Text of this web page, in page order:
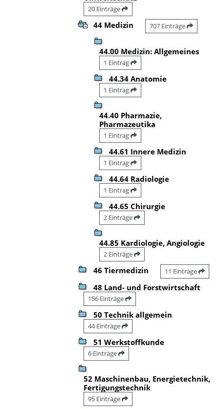
20 Einträge
44 Medizin 707 Einträge
44.00 Medizin: Allgemeines
1 Eintrag
44.34 Anatomie
1 Eintrag
44.40 Pharmazie,
Pharmazeutika
1 Eintrag
44.61 Innere Medizin
1 Eintrag
44.64 Radiologie
1 Eintrag
44.65 Chirurgie
2 Einträge
44.85 Kardiologie, Angiologie
2 Einträge
46 Tiermedizin 11 Einträge
48 Land- und Forstwirtschaft
156 Einträge
50 Technik allgemein
44 Einträge
51 Werkstoffkunde
6 Einträge
52 Maschinenbau, Energietechnik,
Fertigungstechnik
95 Einträge